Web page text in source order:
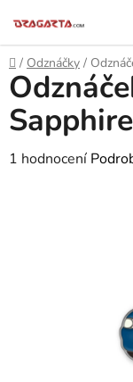
na
obsah
Domů
/ Odznáčky /
Průměrné
1 hodnocení